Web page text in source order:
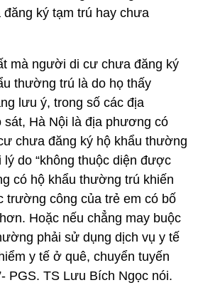
ký tạm trú hay chưa
mà người di cư chưa đăng ký
thường trú là do họ thấy
lưu ý, trong số các địa
Hà Nội là địa phương có
chưa đăng ký hộ khẩu thường
do “không thuộc diện được
có hộ khẩu thường trú khiến
trường công của trẻ em có bố
Hoặc nếu chẳng may buộc
phải sử dụng dịch vụ y tế
y tế ở quê, chuyển tuyến
PGS. TS Lưu Bích Ngọc nói.